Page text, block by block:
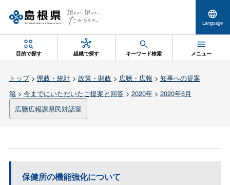
Language
目的で探す 組織で探す キーワード検索 メニュー
トップ> 県政・統計> 政策・財政 > 広聴・広報 > 知事への提案
箱> 今までにいただいたご提案と回答> 2020年> 2020年6月
広聴広報課県民対話室
保健所の機能強化について